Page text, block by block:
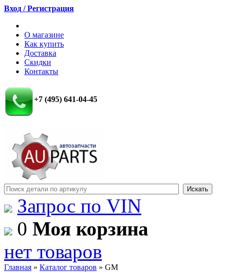
Вход / Регистрация
О магазине
Как купить
Доставка
Скидки
Контакты
+7 (495) 641-04-45
Запрос по VIN
0 Моя корзина
нет товаров
Главная » Каталог товаров » GM